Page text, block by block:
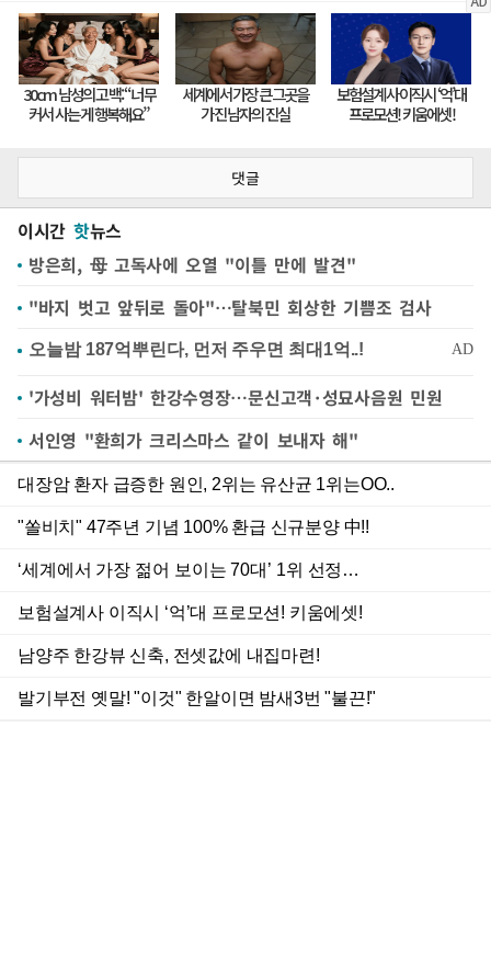
댓글
이시간 핫뉴스
방은희, 母 고독사에 오열 "이틀 만에 발견"
"바지 벗고 앞뒤로 돌아"…탈북민 회상한 기쁨조 검사
'가성비 워터밤' 한강수영장…문신고객·성묘사음원 민원
서인영 "환희가 크리스마스 같이 보내자 해"